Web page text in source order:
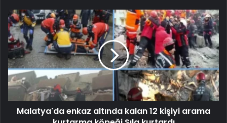
Malatya'da enkaz altında kalan 12 kişiyi arama